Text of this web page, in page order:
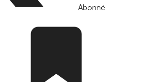
Abonné